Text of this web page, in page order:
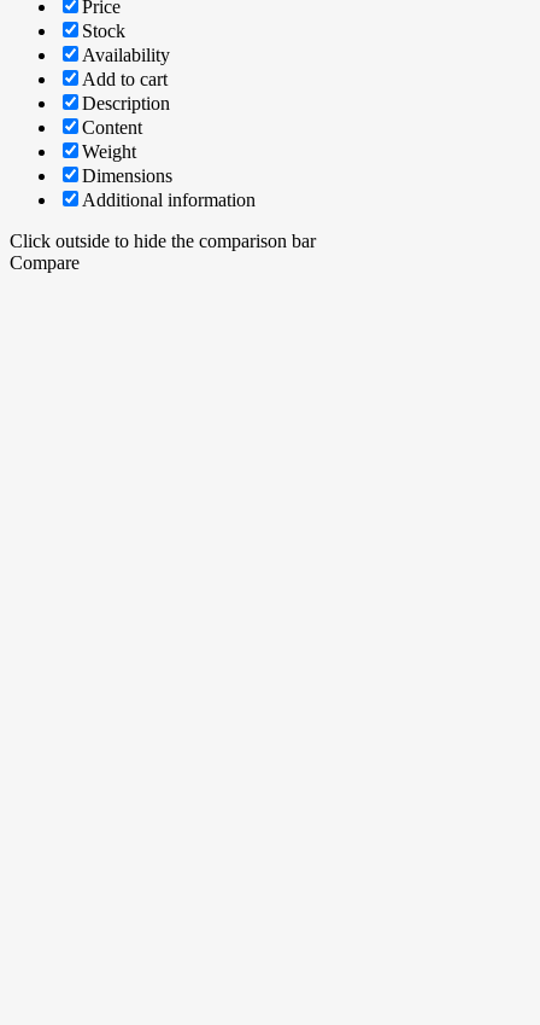
Price
Stock
Availability
Add to cart
Description
Content
Weight
Dimensions
Additional information
Click outside to hide the comparison bar
Compare